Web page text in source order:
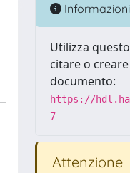
Informazioni
Utilizza
citare o
documento:
https://
7
Attenzione